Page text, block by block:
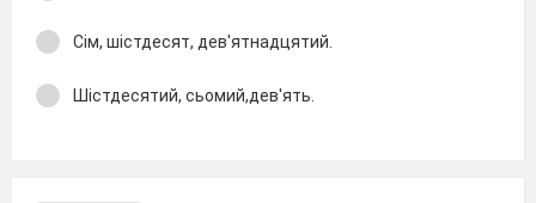
Сім, шістдесят, дев'ятнадцятий.
Шістдесятий, сьомий,дев'ять.